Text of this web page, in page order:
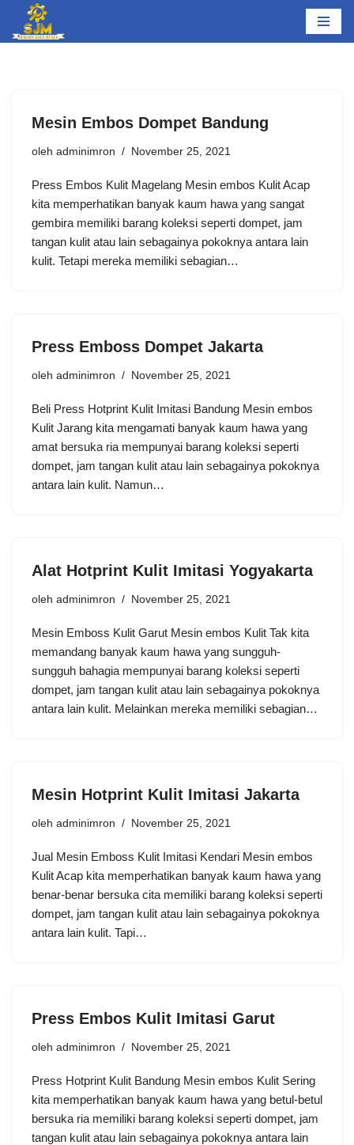
Lompat
Mesin Embos Dompet Bandung
oleh adminimron November 25, 2021
Press Embos Kulit Magelang Mesin embos Kulit Acap
kita memperhatikan banyak kaum hawa yang sangat
gembira memiliki barang koleksi seperti dompet, jam
tangan kulit atau lain sebagainya pokoknya antara lain
kulit. Tetapi mereka memiliki sebagian…
Press Emboss Dompet Jakarta
oleh adminimron November 25, 2021
Beli Press Hotprint Kulit Imitasi Bandung Mesin embos
Kulit Jarang kita mengamati banyak kaum hawa yang
amat bersuka ria mempunyai barang koleksi seperti
dompet, jam tangan kulit atau lain sebagainya pokoknya
antara lain kulit. Namun…
Alat Hotprint Kulit Imitasi Yogyakarta
oleh adminimron November 25, 2021
Mesin Emboss Kulit Garut Mesin embos Kulit Tak kita
memandang banyak kaum hawa yang sungguh-
sungguh bahagia mempunyai barang koleksi seperti
dompet, jam tangan kulit atau lain sebagainya pokoknya
antara lain kulit. Melainkan mereka memiliki sebagian…
Mesin Hotprint Kulit Imitasi Jakarta
oleh adminimron November 25, 2021
Jual Mesin Emboss Kulit Imitasi Kendari Mesin embos
Kulit Acap kita memperhatikan banyak kaum hawa yang
benar-benar bersuka cita memiliki barang koleksi seperti
dompet, jam tangan kulit atau lain sebagainya pokoknya
antara lain kulit. Tapi…
Press Embos Kulit Imitasi Garut
oleh adminimron November 25, 2021
Press Hotprint Kulit Bandung Mesin embos Kulit Sering
kita memperhatikan banyak kaum hawa yang betul-betul
bersuka ria memiliki barang koleksi seperti dompet, jam
tangan kulit atau lain sebagainya pokoknya antara lain